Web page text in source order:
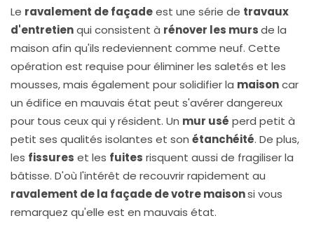
Le ravalement de façadeest une série de travaux
d'entretienqui consistent à rénover les mursde la
maison afin qu'ils redeviennent comme neuf. Cette
opération est requise pour éliminer les saletés et les
mousses, mais également pour solidifier la maisoncar
un édifice en mauvais état peut s'avérer dangereux
pour tous ceux qui y résident. Un mur usé perd petit à
petit ses qualités isolantes et son étanchéité. De plus,
les fissures et les fuites risquent aussi de fragiliser la
bâtisse. D'où l'intérêt de recouvrir rapidement au
ravalement de la façade de votre maisonsi vous
remarquez qu'elle est en mauvais état.